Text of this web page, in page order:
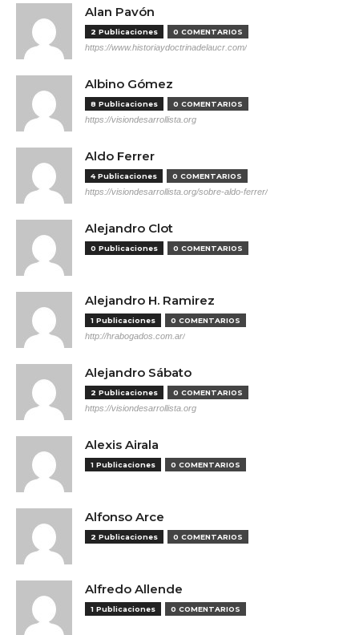
Alan Pavón
2 Publicaciones 0 COMENTARIOS
https://www.historiaydoctrinadelaucr.com/
Albino Gómez
8 Publicaciones 0 COMENTARIOS
https://visiondesarrollista.org
Aldo Ferrer
4 Publicaciones 0 COMENTARIOS
https://visiondesarrollista.org/sobre-aldo-ferrer/
Alejandro Clot
0 Publicaciones 0 COMENTARIOS
Alejandro H. Ramirez
1 Publicaciones 0 COMENTARIOS
http://hrabogados.com.ar/
Alejandro Sábato
2 Publicaciones 0 COMENTARIOS
https://visiondesarrollista.org
Alexis Airala
1 Publicaciones 0 COMENTARIOS
Alfonso Arce
2 Publicaciones 0 COMENTARIOS
Alfredo Allende
1 Publicaciones 0 COMENTARIOS